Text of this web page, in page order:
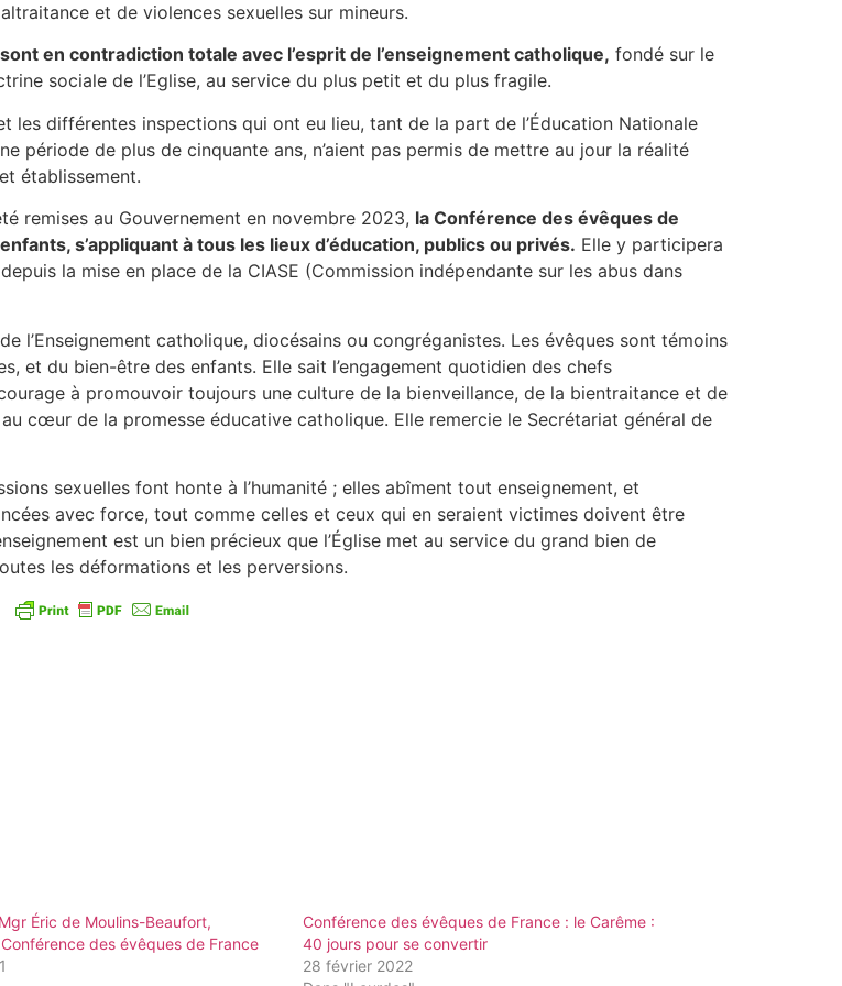
et de violences sexuelles sur mineurs.
en contradiction totale avec l’esprit de l’enseignement catholique, fondé sur le
sociale de l’Eglise, au service du plus petit et du plus fragile.
les différentes inspections qui ont eu lieu, tant de la part de l’Éducation Nationale
période de plus de cinquante ans, n’aient pas permis de mettre au jour la réalité
établissement.
remises au Gouvernement en novembre 2023, la Conférence des évêques de
s’appliquant à tous les lieux d’éducation, publics ou privés. Elle y participera
la mise en place de la CIASE (Commission indépendante sur les abus dans
l’Enseignement catholique, diocésains ou congréganistes. Les évêques sont témoins
et du bien-être des enfants. Elle sait l’engagement quotidien des chefs
à promouvoir toujours une culture de la bienveillance, de la bientraitance et de
cœur de la promesse éducative catholique. Elle remercie le Secrétariat général de
sexuelles font honte à l’humanité ; elles abîment tout enseignement, et
avec force, tout comme celles et ceux qui en seraient victimes doivent être
est un bien précieux que l’Église met au service du grand bien de
les déformations et les perversions.
Éric de Moulins-Beaufort,
des évêques de France
Conférence des évêques de France : le Carême :
40 jours pour se convertir
28 février 2022